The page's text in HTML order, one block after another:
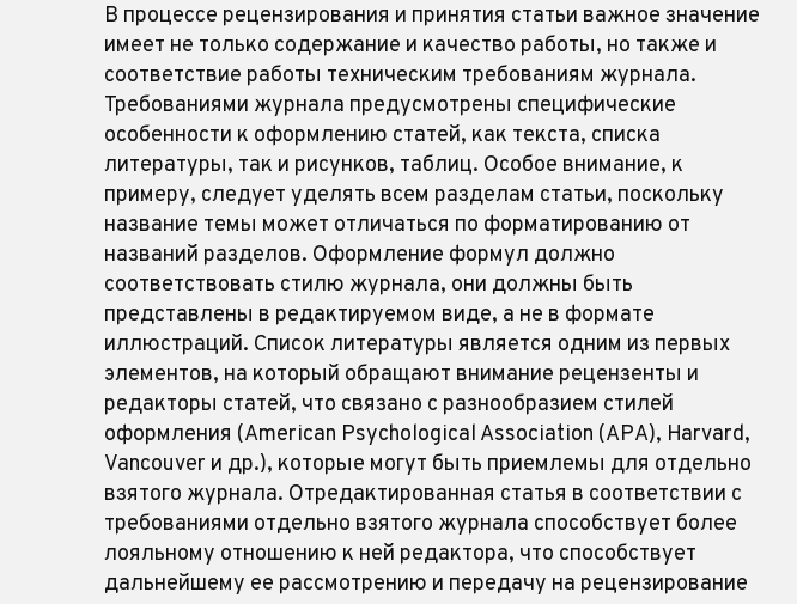
В процессе рецензирования и принятия статьи важное значение
имеет не только содержание и качество работы, но также и
соответствие работы техническим требованиям журнала.
Требованиями журнала предусмотрены специфические
особенности к оформлению статей, как текста, списка
литературы, так и рисунков, таблиц. Особое внимание, к
примеру, следует уделять всем разделам статьи, поскольку
название темы может отличаться по форматированию от
названий разделов. Оформление формул должно
соответствовать стилю журнала, они должны быть
представлены в редактируемом виде, а не в формате
иллюстраций. Список литературы является одним из первых
элементов, на который обращают внимание рецензенты и
редакторы статей, что связано с разнообразием стилей
оформления (American Psychological Association (АРА), Harvard,
Vancouver и др.), которые могут быть приемлемы для отдельно
взятого журнала. Отредактированная статья в соответствии с
требованиями отдельно взятого журнала способствует более
лояльному отношению к ней редактора, что способствует
дальнейшему ее рассмотрению и передачу на рецензирование